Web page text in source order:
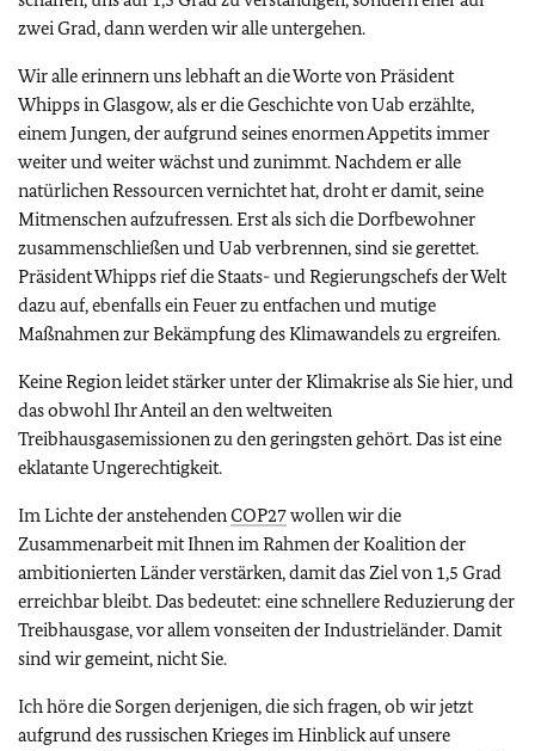
zwei Grad, dann werden wir alle untergehen.
Wir alle erinnern uns lebhaft an die Worte von Präsident
Whipps in Glasgow, als er die Geschichte von Uab erzählte,
einem Jungen, der aufgrund seines enormen Appetits immer
weiter und weiter wächst und zunimmt. Nachdem er alle
natürlichen Ressourcen vernichtet hat, droht er damit, seine
Mitmenschen aufzufressen. Erst als sich die Dorfbewohner
zusammenschließen und Uab verbrennen, sind sie gerettet.
Präsident Whipps rief die Staats- und Regierungschefs der Welt
dazu auf, ebenfalls ein Feuer zu entfachen und mutige
Maßnahmen zur Bekämpfung des Klimawandels zu ergreifen.
Keine Region leidet stärker unter der Klimakrise als Sie hier, und
das obwohl Ihr Anteil an den weltweiten
Treibhausgasemissionen zu den geringsten gehört. Das ist eine
eklatante Ungerechtigkeit.
Im Lichte der anstehendenCOP27wollen wir die
Zusammenarbeit mit Ihnen im Rahmen der Koalition der
ambitionierten Länder verstärken, damit das Ziel von 1,5 Grad
erreichbar bleibt. Das bedeutet: eine schnellere Reduzierung der
Treibhausgase, vor allem vonseiten der Industrieländer. Damit
sind wir gemeint, nicht Sie.
Ich höre die Sorgen derjenigen, die sich fragen, ob wir jetzt
aufgrund des russischen Krieges im Hinblick auf unsere